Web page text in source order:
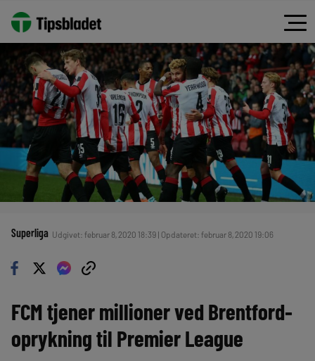
Superliga Udgivet: februar 8, 2020 18:39 | Opdateret: februar 8, 2020 19:06
FCM tjener millioner ved Brentford-
oprykning til Premier League